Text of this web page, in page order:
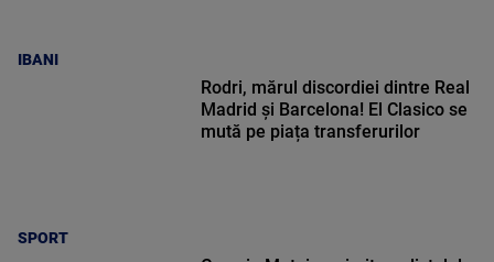
IBANI
SPORT
Rodri, mărul discordiei dintre Real
Madrid și Barcelona! El Clasico se
mută pe piața transferurilor